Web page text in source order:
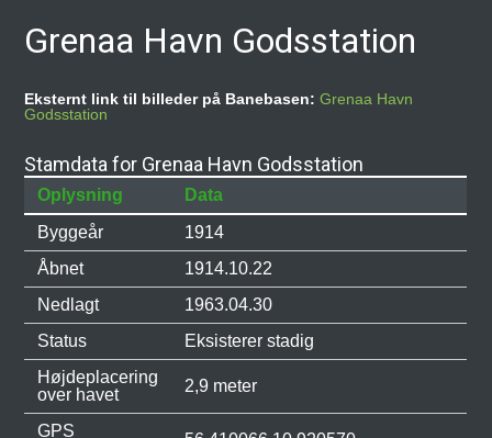
Grenaa Havn Godsstation
Eksternt link til billeder på Banebasen:Grenaa Havn
Godsstation
Stamdata for Grenaa Havn Godsstation
Oplysning
Data
Byggeår
1914
Åbnet
1914.10.22
Nedlagt
1963.04.30
Status
Eksisterer stadig
Højdeplacering
over havet
2,9 meter
GPS